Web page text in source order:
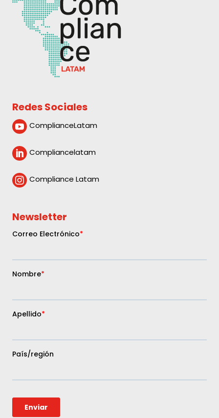
Redes Sociales
 ComplianceLatam
 Compliancelatam
 Compliance Latam
Newsletter